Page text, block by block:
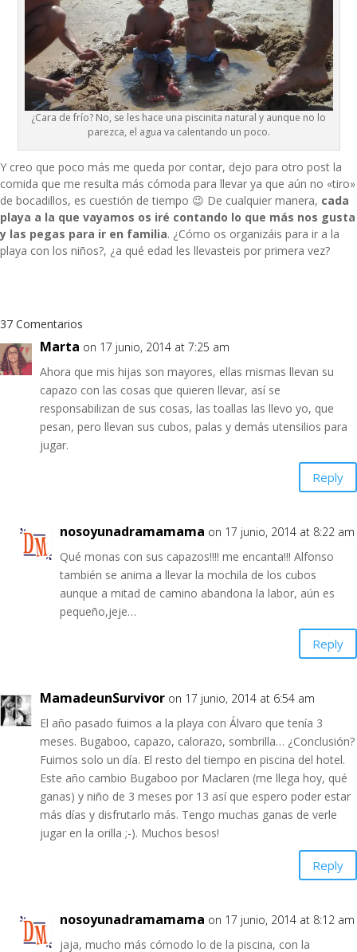
¿Cara de frío? No, se les hace una piscinita natural y aunque no lo
parezca, el agua va calentando un poco.
Y creo que poco más me queda por contar, dejo para otro post la
comida que me resulta más cómoda para llevar ya que aún no «tiro»
de bocadillos, es cuestión de tiempo 😉 De cualquier manera, cada
playa a la que vayamos os iré contando lo que más nos gusta
y las pegas para ir en familia. ¿Cómo os organizáis para ir a la
playa con los niños?, ¿a qué edad les llevasteis por primera vez?
37 Comentarios
Marta on 17 junio, 2014 at 7:25 am
Ahora que mis hijas son mayores, ellas mismas llevan su
capazo con las cosas que quieren llevar, así se
responsabilizan de sus cosas, las toallas las llevo yo, que
pesan, pero llevan sus cubos, palas y demás utensilios para
jugar.
Reply
nosoyunadramamama on 17 junio, 2014 at 8:22 am
Qué monas con sus capazos!!!! me encanta!!! Alfonso
también se anima a llevar la mochila de los cubos
aunque a mitad de camino abandona la labor, aún es
pequeño,jeje…
Reply
MamadeunSurvivor on 17 junio, 2014 at 6:54 am
El año pasado fuimos a la playa con Álvaro que tenía 3
meses. Bugaboo, capazo, calorazo, sombrilla… ¿Conclusión?
Fuimos solo un día. El resto del tiempo en piscina del hotel.
Este año cambio Bugaboo por Maclaren (me llega hoy, qué
ganas) y niño de 3 meses por 13 así que espero poder estar
más días y disfrutarlo más. Tengo muchas ganas de verle
jugar en la orilla ;-). Muchos besos!
Reply
nosoyunadramamama on 17 junio, 2014 at 8:12 am
jaja, mucho más cómodo lo de la piscina, con la